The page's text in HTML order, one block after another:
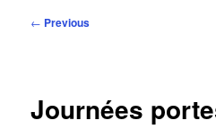
Post
← Previous
Journées